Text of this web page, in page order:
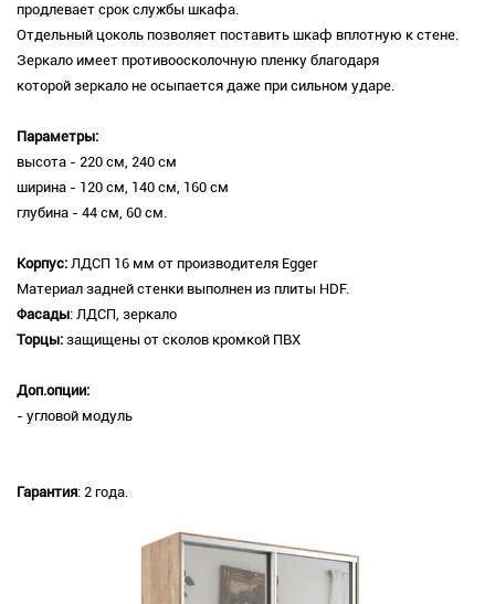
продлевает срок службы шкафа.
Отдельный цоколь позволяет поставить шкаф вплотную к стене.
Зеркало имеет противоосколочную пленку благодаря
которой зеркало не осыпается даже при сильном ударе.
Параметры:
высота - 220 см, 240 см
ширина - 120 см, 140 см, 160 см
глубина - 44 см, 60 см.
Корпус: ЛДСП 16 мм от производителя Egger
Материал задней стенки выполнен из плиты HDF.
Фасады: ЛДСП, зеркало
Торцы: защищены от сколов кромкой ПВХ
Доп.опции:
- угловой модуль
Гарантия: 2 года.